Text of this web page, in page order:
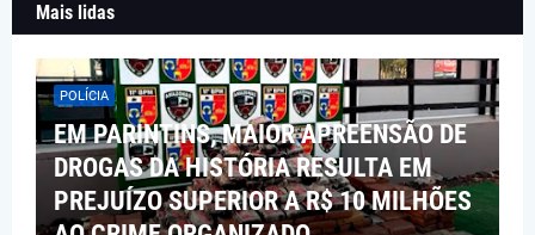
Mais lidas
POLÍCIA
EM PARINTINS, MAIOR APREENSÃO DE
DROGAS DA HISTÓRIA RESULTA EM
PREJUÍZO SUPERIOR A R$ 10 MILHÕES